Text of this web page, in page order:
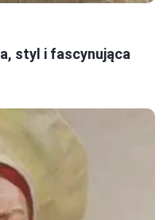
styl i fascynująca